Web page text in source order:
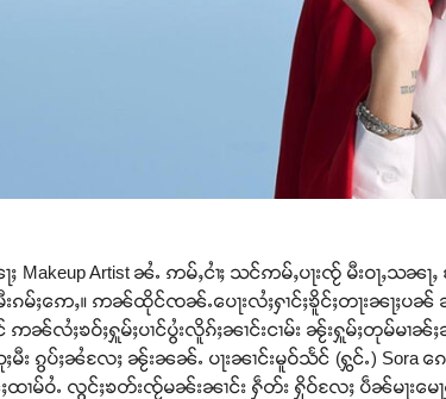
ႈ Makeup Artist ၼႆႉ ဢမ်ႇငၢႆႈ သင်ဢမ်ႇပႃးၸႂ် မီးဝႃႇ
ၵမ်ႈဢေႇ။ ဢၼ်ထိုင်ၸၼ်ႉပေႃးလႆႈႁၢင်ႈၶိူင်ႈတႃးၼႃႈပၼ် ၼၢ
ဢၼ်လႆႈၶဝ်ႈႁူမ်ႈပၢင်ပွႆးလိူၵ်ႈၼၢင်းငၢမ်း ၼႂ်းႁူမ်ႈတုမ်မၢ
မီး ၵွပ်ႈၼႆလႄႈ ၼႂ်းၼၼ်ႉ ပႃးၼၢင်းမူဝ်သႅင် (ႁွင်ႉ)
ၢမ်ဝႆႉ လွင်ႈၶတ်းၸႂ်မၼ်းၼၢင်း ႁဵတ်း ႁိုဝ်လႄႈ ပဵၼ်မႃးမေႃႁၢ